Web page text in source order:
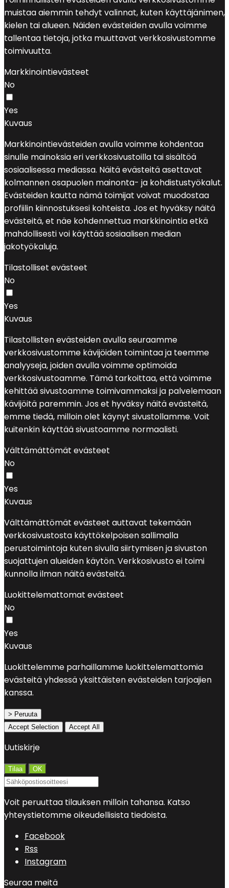
muistaa aiemmin tehdyt valinnat, kuten käyttäjänimen,
kielen tai alueen. Näiden evästeiden avulla voimme
tallentaa tietoja, jotka muuttavat verkkosivustomme
toimivuutta.
Markkinointievästeet
No
Yes
Kuvaus
Markkinointievästeiden avulla voimme kohdentaa
sinulle mainoksia eri verkkosivustoilla tai sisältöä
sosiaalisessa mediassa. Näitä evästeitä asettavat
kolmannen osapuolen mainonta- ja kohdistustyökalut.
Evästeiden kautta nämä toimijat voivat muodostaa
profiilin kiinnostuksesi kohteista. Jos et hyväksy näitä
evästeitä, et näe kohdennettua markkinointia etkä
mahdollisesti voi käyttää sosiaalisen median
jakotyökaluja.
Tilastolliset evästeet
No
Yes
Kuvaus
Tilastollisten evästeiden avulla seuraamme
verkkosivustomme kävijöiden toimintaa ja teemme
analyyseja, joiden avulla voimme optimoida
verkkosivustoamme. Tämä tarkoittaa, että voimme
kehittää sivustoamme toimivammaksi ja palvelemaan
kävijöitä paremmin. Jos et hyväksy näitä evästeitä,
emme tiedä, milloin olet käynyt sivustollamme. Voit
kuitenkin käyttää sivustoamme normaalisti.
Välttämättömät evästeet
No
Yes
Kuvaus
Välttämättömät evästeet auttavat tekemään
verkkosivustosta käyttökelpoisen sallimalla
perustoimintoja kuten sivulla siirtymisen ja sivuston
suojattujen alueiden käytön. Verkkosivusto ei toimi
kunnolla ilman näitä evästeitä.
Luokittelemattomat evästeet
No
Yes
Kuvaus
Luokittelemme parhaillamme luokittelemattomia
evästeitä yhdessä yksittäisten evästeiden tarjoajien
kanssa.
> Peruuta
Accept Selection
Accept All
Uutiskirje
Voit peruuttaa tilauksen milloin tahansa. Katso
yhteystietomme oikeudellisista tiedoista.
Facebook
Rss
Instagram
Seuraa meitä